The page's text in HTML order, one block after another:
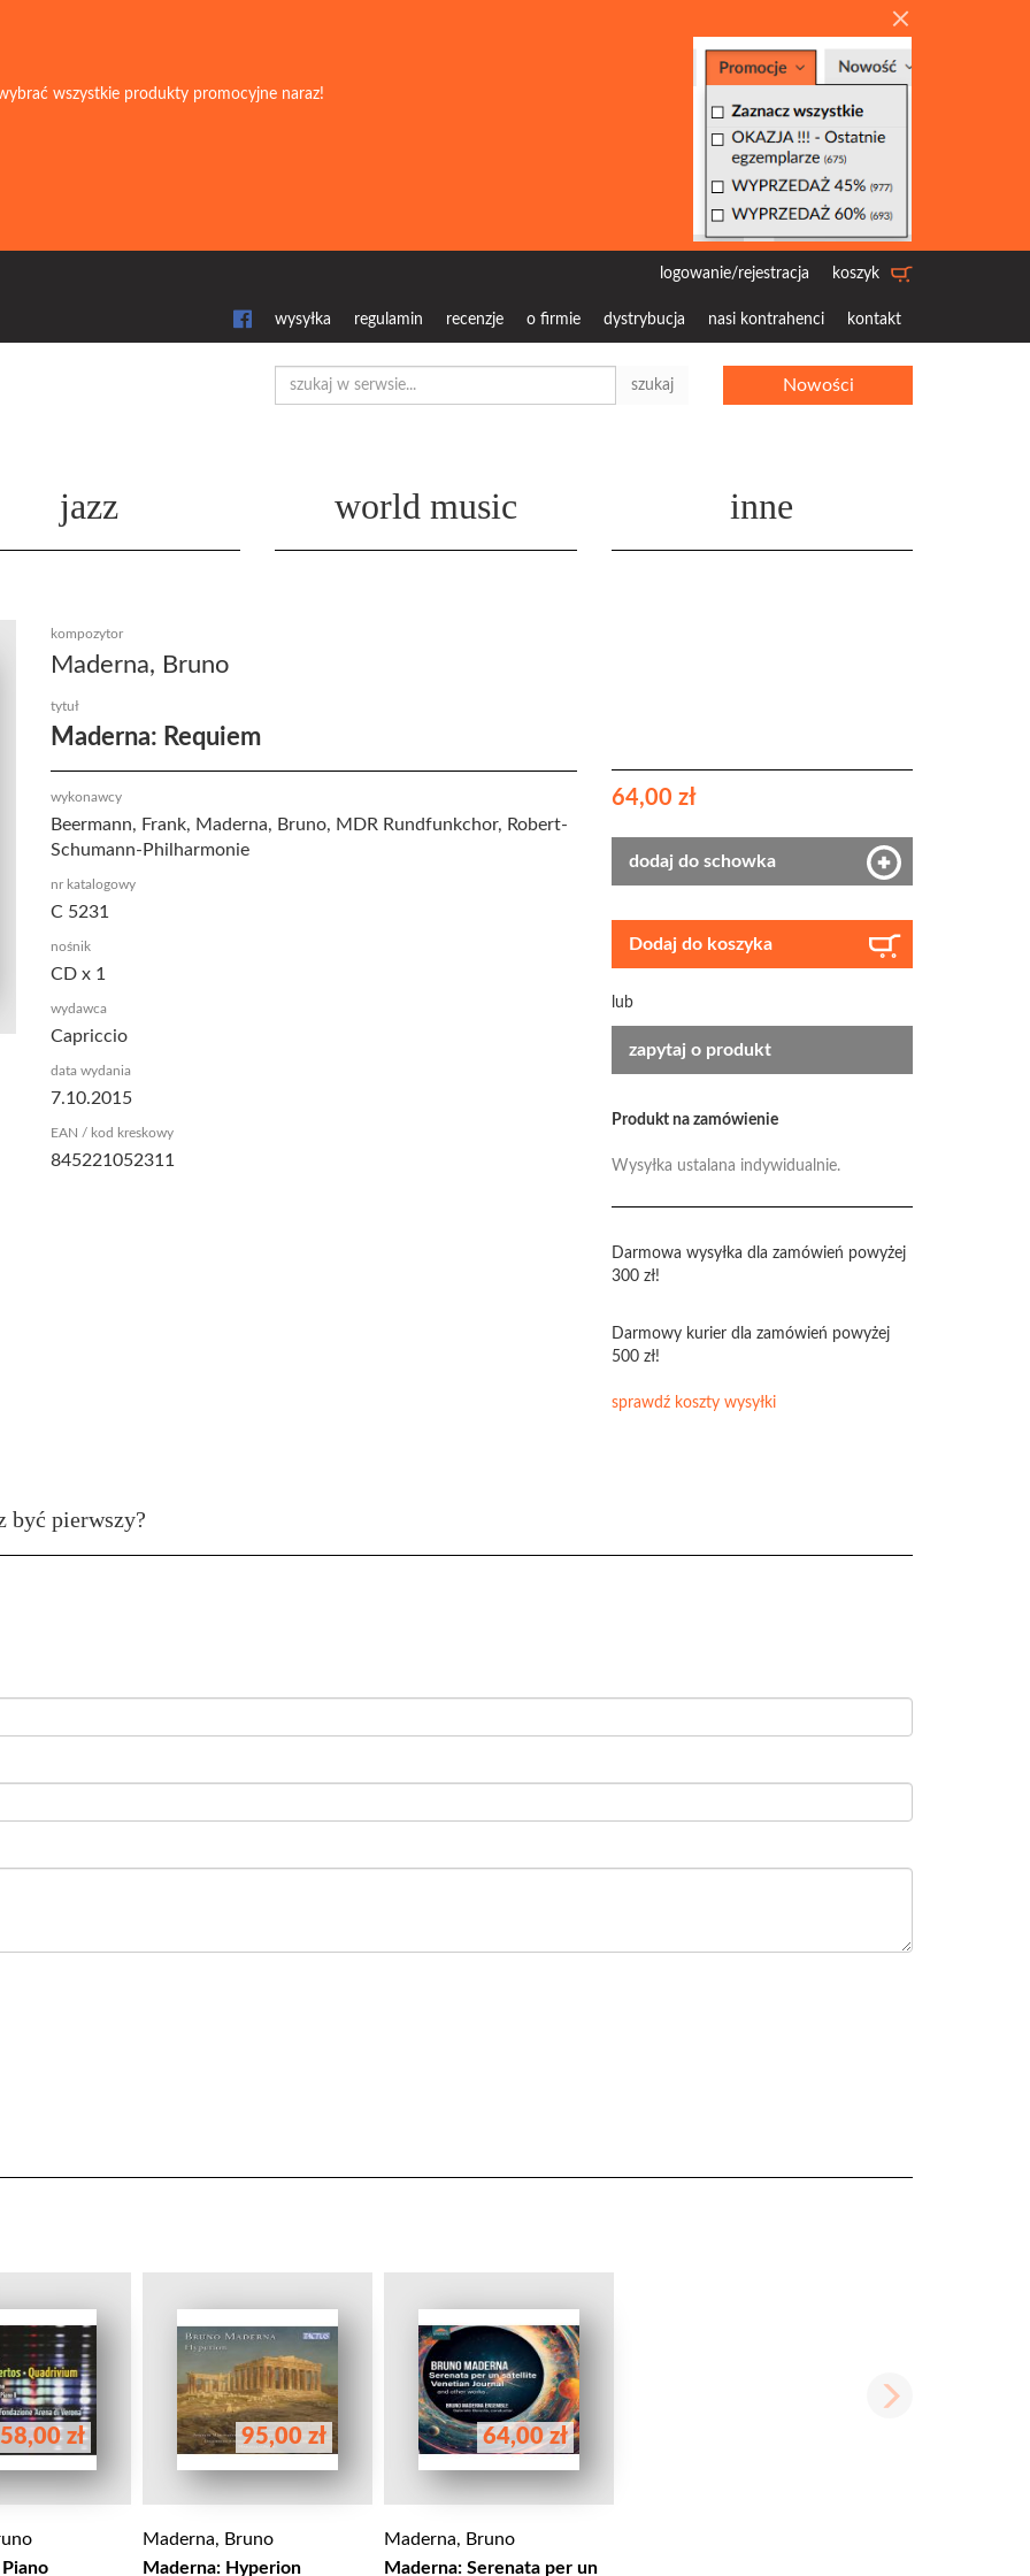
wszystkie produkty promocyjne naraz!
koszyk
logowanie/rejestracja
wysyłka regulamin recenzje o firmie dystrybucja nasi kontrahenci kontakt
szukaj Nowości
jazz world music inne
kompozytor
Maderna, Bruno
tytuł
Maderna: Requiem
wykonawcy
Beermann, Frank, Maderna, Bruno, MDR Rundfunkchor, Robert-
Schumann-Philharmonie
nr katalogowy
C 5231
nośnik
CD x 1
wydawca
Capriccio
data wydania
7.10.2015
EAN / kod kreskowy
845221052311
64,00 zł
dodaj do schowka
Dodaj do koszyka
lub
zapytaj o produkt
Produkt na zamówienie
Wysyłka ustalana indywidualnie.
Darmowa wysyłka dla zamówień powyżej
300 zł!
Darmowy kurier dla zamówień powyżej
500 zł!
sprawdź koszty wysyłki
być pierwszy?
58,00 zł 95,00 zł
Maderna, Bruno
Maderna: Hyperion
64,00 zł
Maderna, Bruno
Maderna: Serenata per un